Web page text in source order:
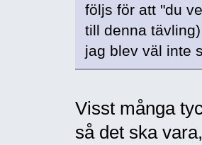
följs för att "du
till denna
jag blev väl inte
Visst många
så det ska